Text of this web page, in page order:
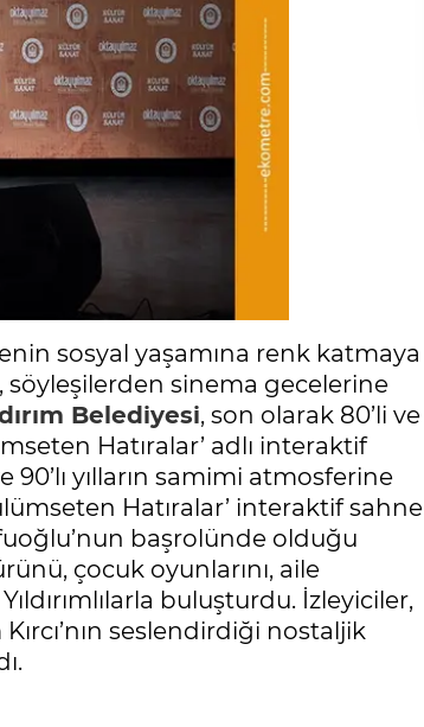
sosyal yaşamına renk katmaya
sinema gecelerine
Belediyesi, son olarak 80’li ve
Hatıralar’ adlı interaktif
yılların samimi atmosferine
Hatıralar’ interaktif sahne
başrolünde olduğu
çocuk oyunlarını, aile
buluşturdu. İzleyiciler,
seslendirdiği nostaljik